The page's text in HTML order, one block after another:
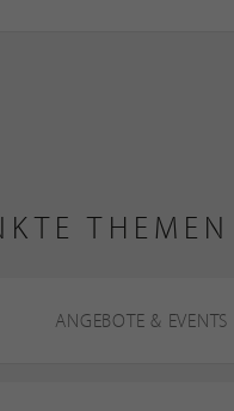
THEMEN
ANGEBOTE & EVENTS